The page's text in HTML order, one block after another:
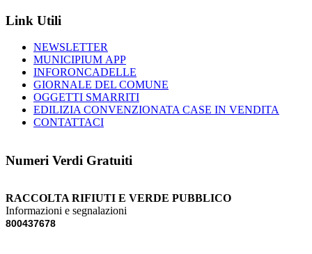
Link Utili
NEWSLETTER
MUNICIPIUM APP
INFORONCADELLE
GIORNALE DEL COMUNE
OGGETTI SMARRITI
EDILIZIA CONVENZIONATA CASE IN VENDITA
CONTATTACI
Numeri Verdi Gratuiti
RACCOLTA RIFIUTI E VERDE PUBBLICO
Informazioni e segnalazioni
800437678